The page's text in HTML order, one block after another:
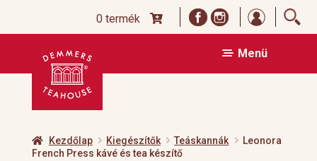
0 termék
Ugrás
navigációhoz
Kilépés
tartalomba
Menü
Kezdőlap Kiegészítők Teáskannák
Leonora
French Press kávé és tea készítő